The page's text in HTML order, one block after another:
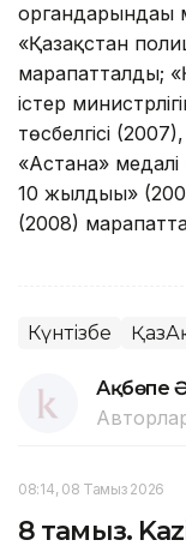
органдарындағы
«Қазақстан
марапатталды;
істер
төсбелгісі
«Астана»
10 жылдығы»
(2008)
Күнтізбе
Ақбөпе
08:14, 08 Тамыз 2026
8 тамыз.